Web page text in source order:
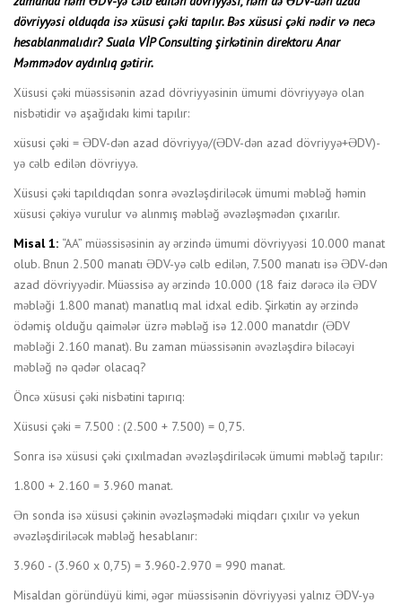
dövriyyəsi olduqda isə xüsusi çəki tapılır. Bəs xüsusi çəki nədir və necə
hesablanmalıdır? Suala VİP Consulting şirkətinin direktoru Anar
Məmmədov aydınlıq gətirir.
Xüsusi çəki müəssisənin azad dövriyyəsinin ümumi dövriyyəyə olan
nisbətidir və aşağıdakı kimi tapılır:
xüsusi çəki = ƏDV-dən azad dövriyyə/(ƏDV-dən azad dövriyyə+ƏDV)-
yə cəlb edilən dövriyyə.
Xüsusi çəki tapıldıqdan sonra əvəzləşdiriləcək ümumi məbləğ həmin
xüsusi çəkiyə vurulur və alınmış məbləğ əvəzləşmədən çıxarılır.
Misal 1: “AA” müəssisəsinin ay ərzində ümumi dövriyyəsi 10.000 manat
olub. Bnun 2.500 manatı ƏDV-yə cəlb edilən, 7.500 manatı isə ƏDV-dən
azad dövriyyədir. Müəssisə ay ərzində 10.000 (18 faiz dərəcə ilə ƏDV
məbləği 1.800 manat) manatlıq mal idxal edib. Şirkətin ay ərzində
ödəmiş olduğu qaimələr üzrə məbləğ isə 12.000 manatdır (ƏDV
məbləği 2.160 manat). Bu zaman müəssisənin əvəzləşdirə biləcəyi
məbləğ nə qədər olacaq?
Öncə xüsusi çəki nisbətini tapırıq:
Xüsusi çəki = 7.500 : (2.500 + 7.500) = 0,75.
Sonra isə xüsusi çəki çıxılmadan əvəzləşdiriləcək ümumi məbləğ tapılır:
1.800 + 2.160 = 3.960 manat.
Ən sonda isə xüsusi çəkinin əvəzləşmədəki miqdarı çıxılır və yekun
əvəzləşdiriləcək məbləğ hesablanır:
3.960 - (3.960 x 0,75) = 3.960-2.970 = 990 manat.
Misaldan göründüyü kimi, əgər müəssisənin dövriyyəsi yalnız ƏDV-yə